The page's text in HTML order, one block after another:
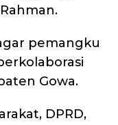
pemangku
Gowa.
DPRD,